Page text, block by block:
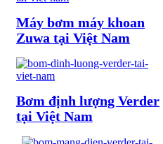
Máy bơm máy khoan
Zuwa tại Việt Nam
Bơm định lượng Verder
tại Việt Nam